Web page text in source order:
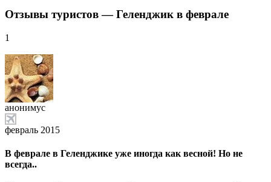
Отзывы туристов — Геленджик в феврале
1
анонимус
февраль 2015
В феврале в Геленджике уже иногда как весной! Но не
всегда..